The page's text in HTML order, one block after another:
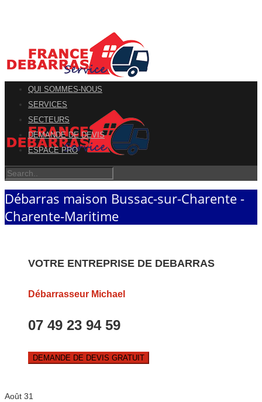
QUI SOMMES-NOUS
SERVICES
SECTEURS
DEMANDE DE DEVIS
ESPACE PRO
Débarras maison Bussac-sur-Charente -
Charente-Maritime
VOTRE ENTREPRISE DE DEBARRAS
Débarrasseur Michael
07 49 23 94 59
DEMANDE DE DEVIS GRATUIT
Août 31